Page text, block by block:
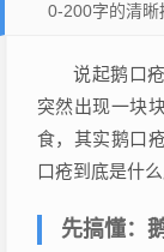
0-200字的清晰
说起鹅口
突然出现一块
食，其实鹅口
口疮到底是什
先搞懂：